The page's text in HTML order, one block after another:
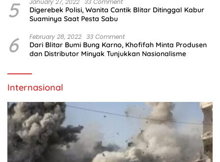
5
Digerebek Polisi, Wanita Cantik Blitar Ditinggal Kabur
Suaminya Saat Pesta Sabu
6 February 28, 2022 33 Comment
Dari Blitar Bumi Bung Karno, Khofifah Minta Produsen
dan Distributor Minyak Tunjukkan Nasionalisme
Internasional